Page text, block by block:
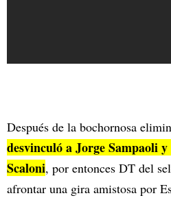
Después de la bochornosa
desvinculó a Jorge Sampaoli
Scaloni, por entonces DT del
afrontar una gira amistosa por